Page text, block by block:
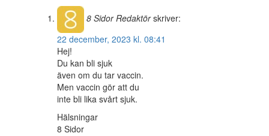
8 SidorRedaktör skriver:
22 december, 2023 kl. 08:41
Hej!
Du kan bli sjuk
även om du tar vaccin.
Men vaccin gör att du
inte bli lika svårt sjuk.
Hälsningar
8 Sidor